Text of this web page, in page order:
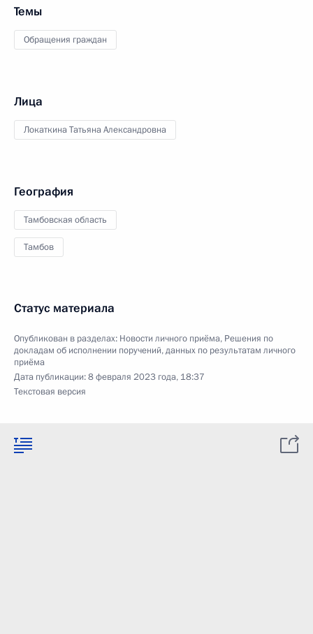
Темы
Обращения граждан
Лица
Локаткина Татьяна Александровна
География
Тамбовская область
Тамбов
Статус материала
Опубликован в разделах: Новости личного приёма, Решения по
докладам об исполнении поручений, данных по результатам личного
приёма
Дата публикации:8 февраля 2023 года, 18:37
Текстовая версия